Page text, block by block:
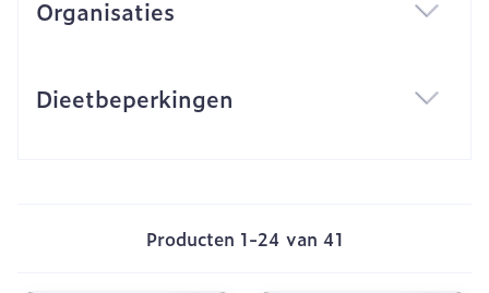
Organisaties
Dieetbeperkingen
Producten 1-24 van 41